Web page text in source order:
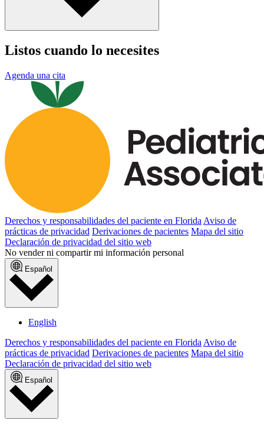
Listos cuando lo necesites
Agenda una cita
Derechos y responsabilidades del paciente en Florida Aviso de
prácticas de privacidad Derivaciones de pacientes Mapa del sitio
Declaración de privacidad del sitio web
No vender ni compartir mi información personal
Español
English
Derechos y responsabilidades del paciente en Florida Aviso de
prácticas de privacidad Derivaciones de pacientes Mapa del sitio
Declaración de privacidad del sitio web
Español